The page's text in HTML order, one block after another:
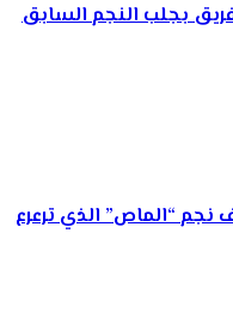
بجلب النجم السابق
لخطف نجم “الماص” الذي ترعرع